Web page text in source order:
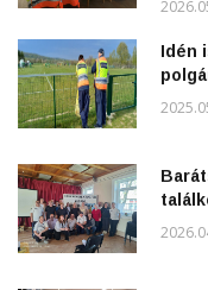
Idén